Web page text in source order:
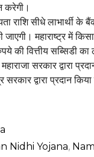
करेगी।
राशि सीधे लाभार्थी के
जाएगी। महाराष्ट्र में
की वित्तीय सब्सिडी का
सरकार द्वारा
द्वारा प्रदान किया
Nidhi Yojana,